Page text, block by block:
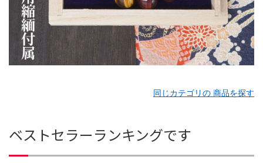
同じカテゴリの 商品を探す
ベストセラーランキングです